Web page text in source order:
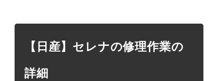
【日産】セレナの修理作業の
詳細